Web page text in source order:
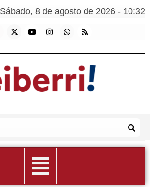
Sábado, 8 de agosto de 2026 - 10:32